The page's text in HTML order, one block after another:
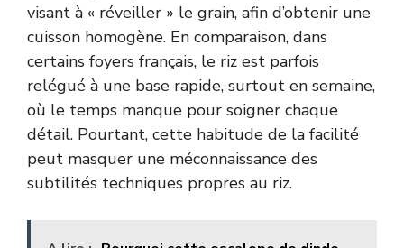
visant à « réveiller » le grain, afin d’obtenir une
cuisson homogène. En comparaison, dans
certains foyers français, le riz est parfois
relégué à une base rapide, surtout en semaine,
où le temps manque pour soigner chaque
détail. Pourtant, cette habitude de la facilité
peut masquer une méconnaissance des
subtilités techniques propres au riz.